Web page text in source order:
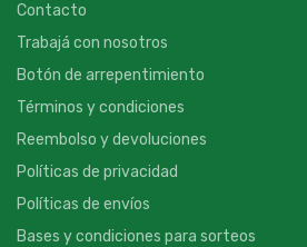
Contacto
Trabajá con nosotros
Botón de arrepentimiento
Términos y condiciones
Reembolso y devoluciones
Políticas de privacidad
Políticas de envíos
Bases y condiciones para sorteos